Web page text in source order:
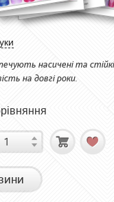
насичені та
на довгі роки.